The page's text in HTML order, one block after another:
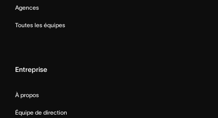
Agences
Toutes les équipes
Entreprise
À propos
Équipe de direction